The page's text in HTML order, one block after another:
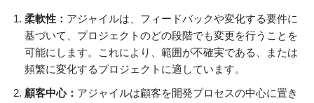
柔軟性： アジャイルは、フィードバックや変化する要件に
基づいて、プロジェクトのどの段階でも変更を行うことを
可能にします。これにより、範囲が不確実である、または
頻繁に変化するプロジェクトに適しています。
顧客中心： アジャイルは顧客を開発プロセスの中心に置き